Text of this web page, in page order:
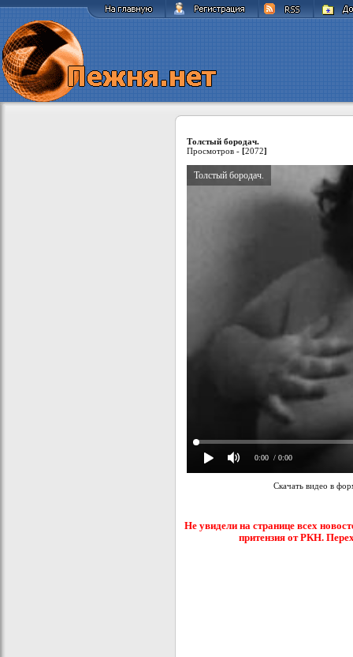
Толстый бородач.
Просмотров - [2072]
Толстый бородач.
0:00 / 0:00
Скачать видео в
Не увидели на странице всех
притензия от РКН.